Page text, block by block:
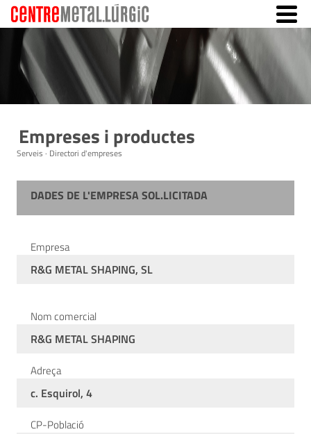
Empreses i productes
Serveis · Directori d'empreses
DADES DE L'EMPRESA SOL.LICITADA
Empresa
R&G METAL SHAPING, SL
Nom comercial
R&G METAL SHAPING
Adreça
c. Esquirol, 4
CP-Població